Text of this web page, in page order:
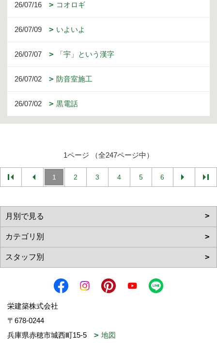
26/07/16 コオロギ
26/07/09 いよいよ
26/07/07 「宇」という漢字
26/07/02 防音室施工
26/07/02 黒電話
1ページ （全247ページ中）
1 2 3 4 5 6
栄建築株式会社
〒678-0244
兵庫県赤穂市城西町15-5
地図